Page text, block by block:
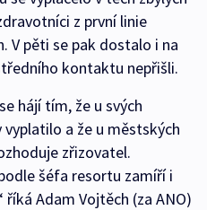
z první linie
V pěti se pak dostalo i na
kontaktu nepřišli.
hájí tím, že u svých
vyplatilo a že u městských
zřizovatel.
šéfa resortu zamíří i
Adam Vojtěch (za ANO)